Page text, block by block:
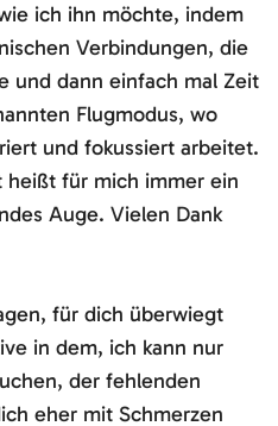
ich ihn möchte, indem
Verbindungen, die
und dann einfach mal Zeit
Flugmodus, wo
und fokussiert arbeitet.
heißt für mich immer ein
Auge. Vielen Dank
für dich überwiegt
in dem, ich kann nur
der fehlenden
eher mit Schmerzen